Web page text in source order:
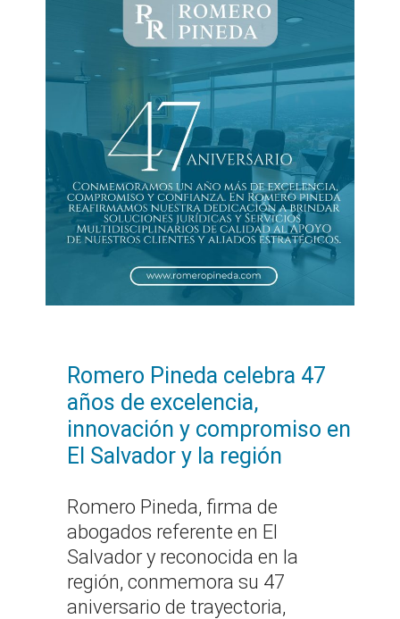
Romero Pineda celebra 47
años de excelencia,
innovación y compromiso en
El Salvador y la región
Romero Pineda, firma de
abogados referente en El
Salvador y reconocida en la
región, conmemora su 47
aniversario de trayectoria,